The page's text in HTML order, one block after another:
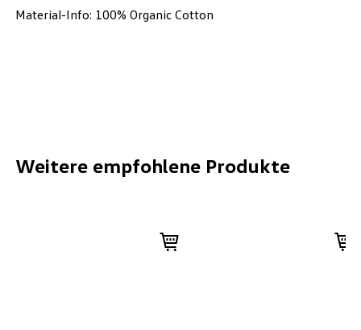
Material-Info: 100% Organic Cotton
Weitere empfohlene Produkte